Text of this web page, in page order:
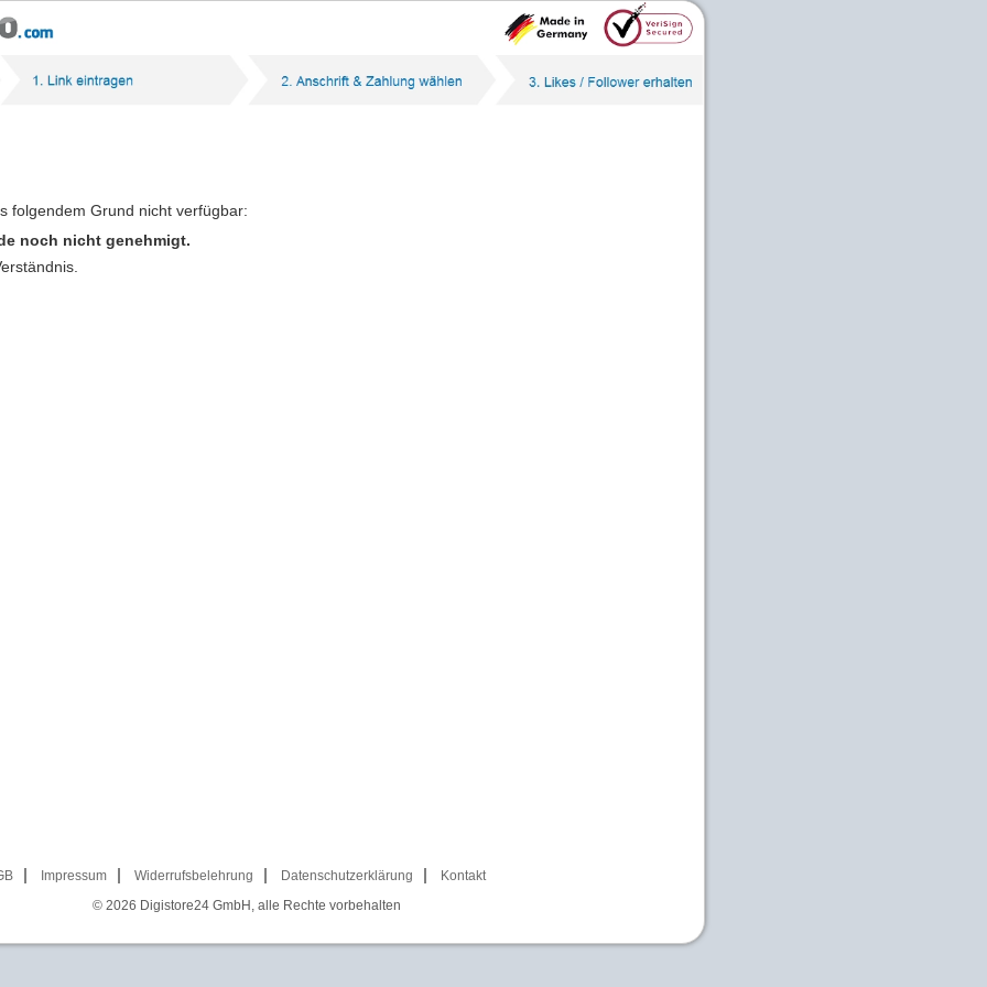
folgendem Grund nicht verfügbar:
noch nicht genehmigt.
Impressum Widerrufsbelehrung Datenschutzerklärung
Kontakt
© 2026 Digistore24 GmbH, alle Rechte vorbehalten